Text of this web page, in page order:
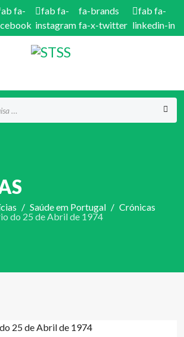
fa-
fab fa-
instagram
fa-brands
fa-x-twitter
fab fa-
linkedin-in
Saúde em Portugal
Crónicas
do 25 de Abril de 1974